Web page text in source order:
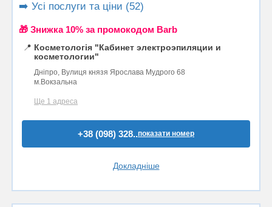
➡️ Усі послуги та ціни (52)
🎁 Знижка 10% за промокодом Barb
📍 Косметологія "Кабинет электроэпиляции и
косметологии"
Дніпро, Вулиця князя Ярослава Мудрого 68
м.Вокзальна
Ще 1 адреса
+38 (098) 328..показати номер
Докладніше